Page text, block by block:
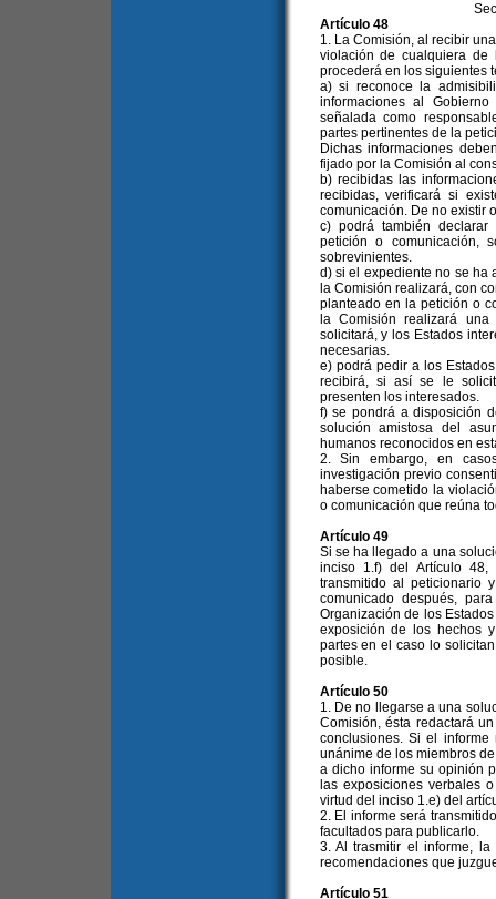
Artículo 48
1. La Comisión, al recibir
violación de cualquiera de
procederá en los siguientes
a) si reconoce la
informaciones al
señalada como
partes pertinentes de la
Dichas informaciones
fijado por la Comisión al
b) recibidas las
recibidas, verificará si
comunicación. De no existir
c) podrá también
petición o comunicación,
sobrevinientes.
d) si el expediente no se ha
la Comisión realizará, con
planteado en la petición o
la Comisión realizará
solicitará, y los Estados
necesarias.
e) podrá pedir a los
recibirá, si así se le
presenten los interesados.
f) se pondrá a disposición
solución amistosa del
humanos reconocidos en
2. Sin embargo, en
investigación previo
haberse cometido la
o comunicación que reúna
Artículo 49
Si se ha llegado a una
inciso 1.f) del Artículo
transmitido al peticionario
comunicado después,
Organización de los
exposición de los hechos
partes en el caso lo
posible.
Artículo 50
1. De no llegarse a una
Comisión, ésta redactará
conclusiones. Si el
unánime de los miembros
a dicho informe su opinión
las exposiciones verbales
virtud del inciso 1.e) del
2. El informe será
facultados para publicarlo.
3. Al trasmitir el informe,
recomendaciones que
Artículo 51